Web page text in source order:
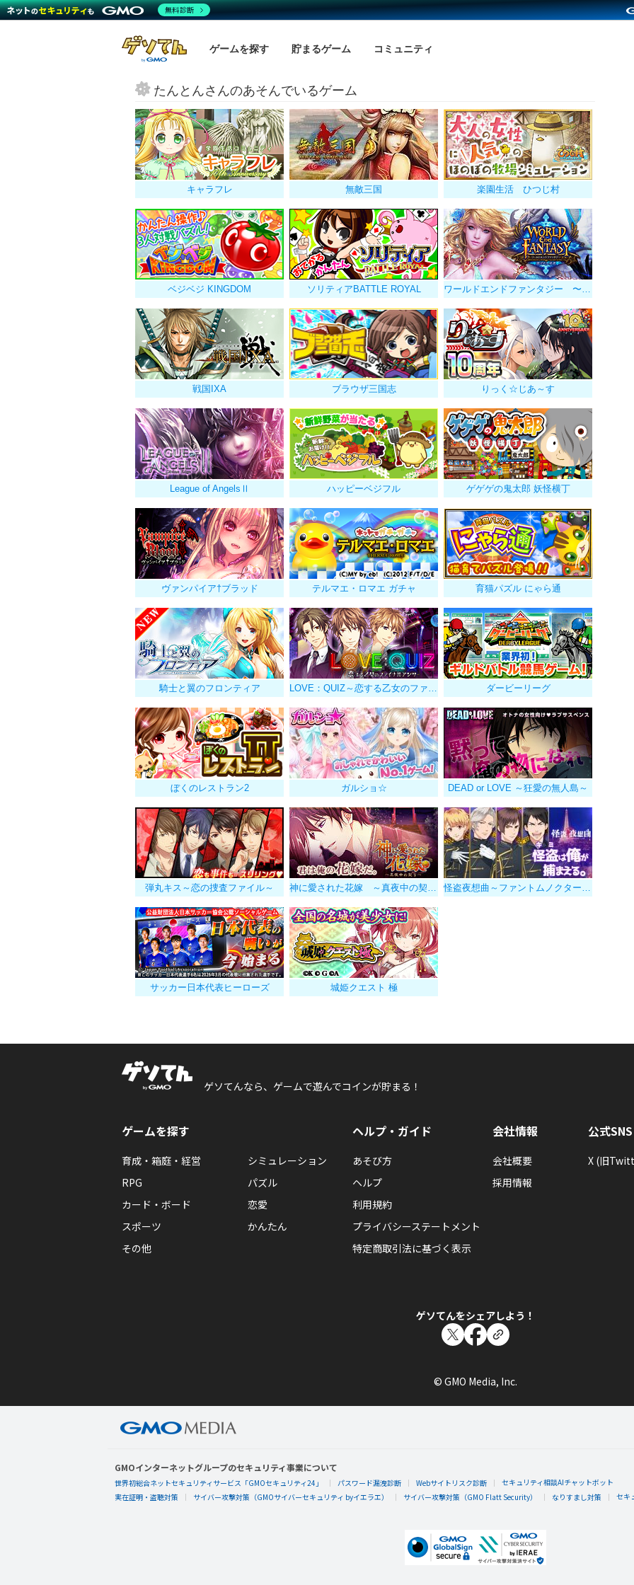
ゲームを探す 貯まるゲーム コミュニティ
たんとんさんのあそんでいるゲーム
キャラフレ 無敵三国 楽園生活 ひつじ村
ベジベジ KINGDOM ソリティアBATTLE ROYAL ワールドエンドファンタジー 〜選ばれし勇者
戦国IXA ブラウザ三国志 りっく☆じあ～す
League of AngelsⅡ ハッピーベジフル ゲゲゲの鬼太郎 妖怪横丁
ヴァンパイア†ブラッド テルマエ・ロマエ ガチャ 育猫パズル にゃら通
騎士と翼のフロンティア LOVE：QUIZ～恋する乙女のファイナルアンサー～ ダービーリーグ
ぼくのレストラン2 ガルショ☆ DEAD or LOVE ～狂愛の無人島～
弾丸キス～恋の捜査ファイル～ 神に愛された花嫁 ～真夜中の契り～ 怪盗夜想曲～ファントムノクターン～
サッカー日本代表ヒーローズ 城姫クエスト 極
ゲソてんなら、ゲームで遊んでコインが貯まる！
ゲームを探す
育成・箱庭・経営
シミュレーション
RPG
パズル
カード・ボード
恋愛
スポーツ
かんたん
その他
ヘルプ・ガイド
あそび方
ヘルプ
利用規約
プライバシーステートメント
特定商取引法に基づく表示
会社情報
会社概要
採用情報
公式SNS
X (旧
ゲソてんをシェアしよう！
© GMO Media, Inc.
GMOインターネットグループのセキュリティ事業について
世界初総合ネットセキュリティサービス「GMOセキュリティ24」 パスワード漏洩診断 Webサイトリスク診断
セキュリティ相談AIチャットボット
実在証明・盗聴対策
サイバー攻撃対策（GMOサイバーセキュリティ byイエラエ） サイバー攻撃対策（GMO Flatt Security） なりすまし対策 セキ
無料診断